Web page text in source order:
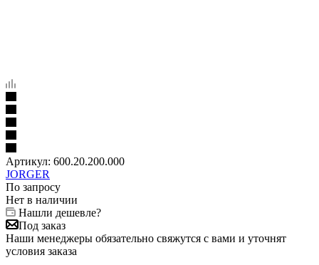
Артикул: 600.20.200.000
JORGER
По запросу
Нет в наличии
Нашли дешевле?
Под заказ
Наши менеджеры обязательно свяжутся с вами и уточнят
условия заказа